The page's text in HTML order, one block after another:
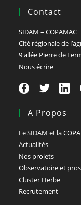
Contact
SIDAM – COPAMAC
Cité régionale de
9 allée Pierre de
Nous écrire
A Propos
Le SIDAM et la
Actualités
Nos projets
Observatoire et
Cluster Herbe
Recrutement